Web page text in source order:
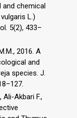
chemical
L.)
5(2), 433–
2016. A
and
species. J.
Ali-Akbari F.,